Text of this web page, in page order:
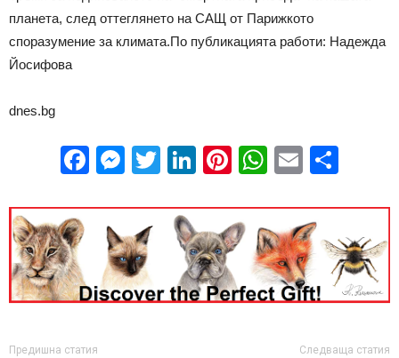
планета, след оттеглянето на САЩ от Парижкото
споразумение за климата.По публикацията работи: Надежда
Йосифова
dnes.bg
Facebook
Messenger
Twitter
LinkedIn
Pinterest
WhatsApp
Email
Предишна статия Следваща статия